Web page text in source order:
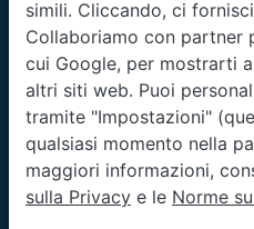
12
Circa 12 auto
Oltre 120 filiali
simili. Cliccando, ci
Collaboriamo con partner
cui Google, per mostrarti
altri siti web. Puoi
tramite "Impostazioni"
qualsiasi momento nella
maggiori informazioni,
sulla Privacy e le Norme